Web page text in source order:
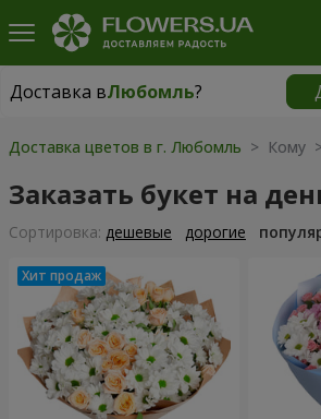
Доставка вЛюбомль?
Доставка вЛюбомль|
Доставка цветов в г. Любомль > Кому
Заказать букет на
Cортировка: дешевые дорогие